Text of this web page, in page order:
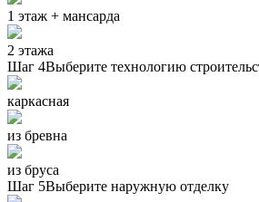
1 этаж + мансарда
2 этажа
Шаг 4Выберите технологию
каркасная
из бревна
из бруса
Шаг 5Выберите наружную отделку